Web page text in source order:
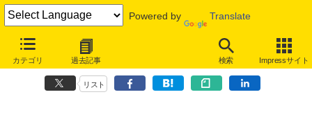
Powered by Translate
カテゴリ 過去記事 検索 Impressサイト
ウェスティンホテル東京、アルバイト従業員の顧客情報漏洩ツイートを
謝罪
リスト